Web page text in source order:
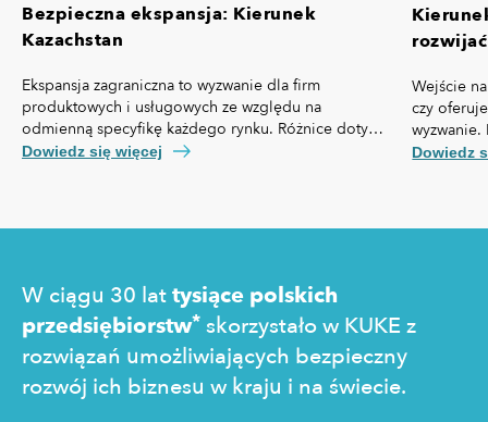
Bezpieczna ekspansja: Kierunek
Kazachstan
Ekspansja zagraniczna to wyzwanie dla firm
produktowych i usługowych ze względu na
odmienną specyfikę każdego rynku. Różnice dotyczą
nie tylko przepisów prawa czy technologii, ale też,
Dowiedz się więcej
Wejście
czy
własną
Dowiedz
W ciągu 30 lattysiące polskich
przedsiębiorstw* skorzystało w KUKE z
rozwiązań umożliwiających bezpieczny
rozwój ich biznesu w kraju i na świecie.